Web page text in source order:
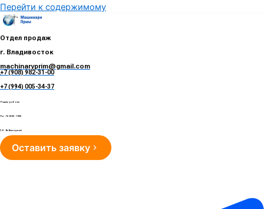
Перейти к содержимому
Отдел продаж
г. Владивосток
machinaryprim@gmail.com
+7 (908) 982-31-00
+7 (994) 005-34-37
Режим работы
Пн - Пт 10:00 - 19:00
Сб - Вс Выходные
Оставить заявку